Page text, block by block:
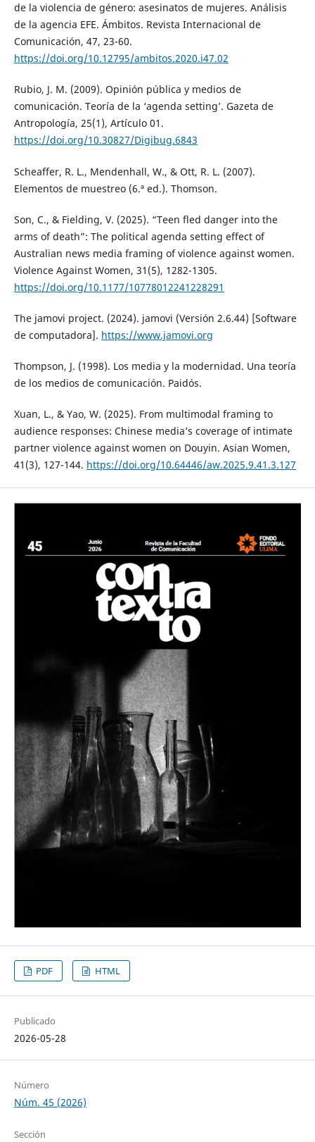
de la violencia de género: asesinatos de mujeres. Análisis
de la agencia EFE. Ámbitos. Revista Internacional de
Comunicación, 47, 23-60.
https://doi.org/10.12795/ambitos.2020.i47.02
Rubio, J. M. (2009). Opinión pública y medios de
comunicación. Teoría de la ‘agenda setting’. Gazeta de
Antropología, 25(1), Artículo 01.
https://doi.org/10.30827/Digibug.6843
Scheaffer, R. L., Mendenhall, W., & Ott, R. L. (2007).
Elementos de muestreo (6.ª ed.). Thomson.
Son, C., & Fielding, V. (2025). “Teen fled danger into the
arms of death”: The political agenda setting effect of
Australian news media framing of violence against women.
Violence Against Women, 31(5), 1282-1305.
https://doi.org/10.1177/10778012241228291
The jamovi project. (2024). jamovi (Versión 2.6.44) [Software
de computadora]. https://www.jamovi.org
Thompson, J. (1998). Los media y la modernidad. Una teoría
de los medios de comunicación. Paidós.
Xuan, L., & Yao, W. (2025). From multimodal framing to
audience responses: Chinese media’s coverage of intimate
partner violence against women on Douyin. Asian Women,
41(3), 127-144. https://doi.org/10.64446/aw.2025.9.41.3.127
PDF HTML
Publicado
2026-05-28
Número
Núm. 45 (2026)
Sección